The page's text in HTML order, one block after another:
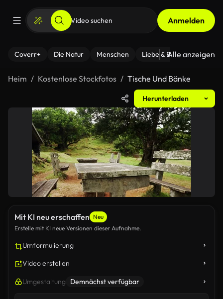
Anmelden
Coverr+ Die Natur Menschen Liebe & Beziehungen
Alle anzeigen
Heim Kostenlose Stockfotos Tische Und Bänke
Herunterladen
Mit KI neu erschaffen Neu
Erstelle mit KI neue Versionen dieser Aufnahme.
Umformulierung
Video erstellen
Umgestaltung Demnächst verfügbar